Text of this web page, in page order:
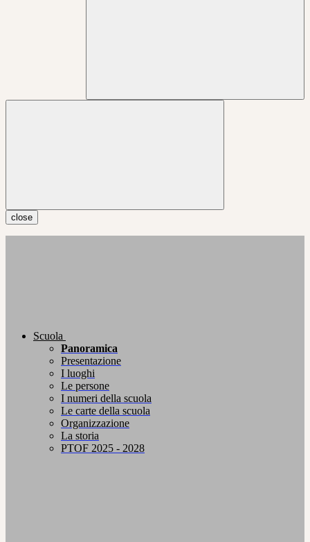
close
Scuola
Panoramica
Presentazione
I luoghi
Le persone
I numeri della scuola
Le carte della scuola
Organizzazione
La storia
PTOF 2025 - 2028